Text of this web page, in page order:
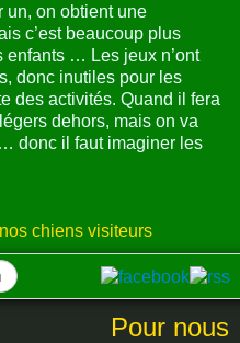
un, on obtient une
c’est beaucoup plus
enfants … Les jeux n’ont
donc inutiles pour les
des activités. Quand il fera
dehors, mais on va
donc il faut imaginer les
chiens visiteurs
Pour nous